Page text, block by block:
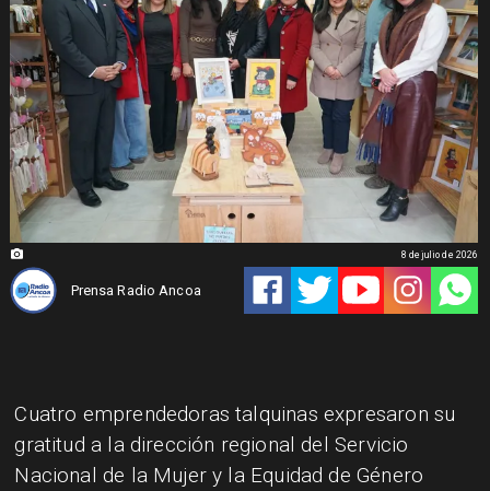
Prensa Radio Ancoa
8 de julio de 2026
Cuatro emprendedoras talquinas expresaron su
gratitud a la dirección regional del Servicio
Nacional de la Mujer y la Equidad de Género